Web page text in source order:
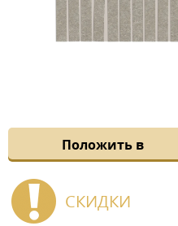
Положить в
СКИДКИ